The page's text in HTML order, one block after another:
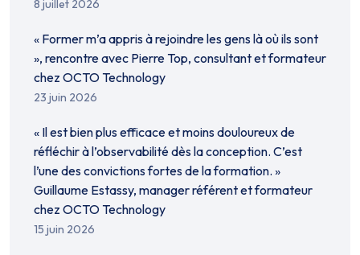
8 juillet 2026
« Former m’a appris à rejoindre les gens là où ils sont
», rencontre avec Pierre Top, consultant et formateur
chez OCTO Technology
23 juin 2026
« Il est bien plus efficace et moins douloureux de
réfléchir à l’observabilité dès la conception. C’est
l’une des convictions fortes de la formation. »
Guillaume Estassy, manager référent et formateur
chez OCTO Technology
15 juin 2026